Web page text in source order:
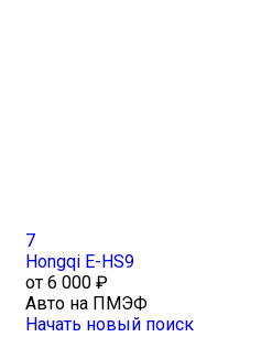
7
Hongqi E-HS9
от 6 000 ₽
Авто на ПМЭФ
Начать новый поиск